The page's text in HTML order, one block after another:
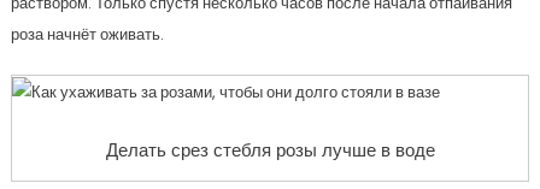
роза начнёт оживать.
Делать срез стебля розы лучше в воде